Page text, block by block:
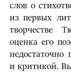
слов о
из первых
творчестве
оценка его
недостаточно
и критикой.